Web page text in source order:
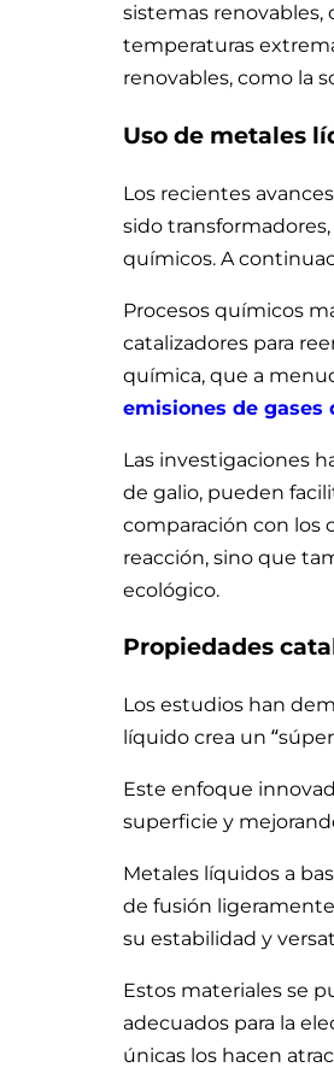
sistemas renovables,
temperaturas
renovables, como la
Uso de metales
Los recientes
sido
químicos. A
Procesos químicos
catalizadores para
química, que a
emisiones de gases
Las investigaciones
de galio, pueden
comparación con los
reacción, sino que
ecológico.
Propiedades
Los estudios han
líquido crea un
Este enfoque
superficie y
Metales líquidos a
de fusión
su estabilidad y
Estos materiales se
adecuados para la
únicas los hacen